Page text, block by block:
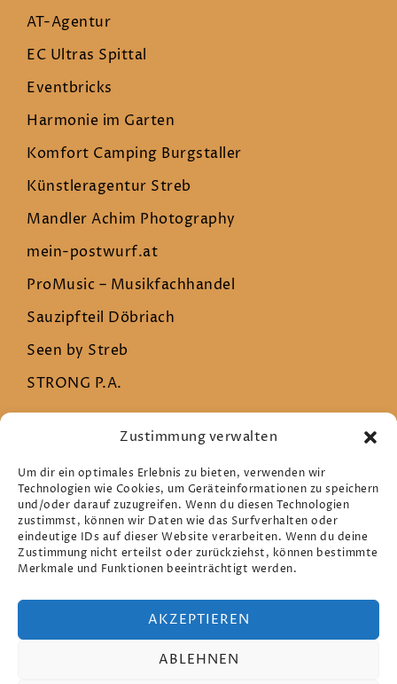
Zustimmung verwalten
Um dir ein optimales Erlebnis zu bieten, verwenden wir
Technologien wie Cookies, um Geräteinformationen zu speichern
und/oder darauf zuzugreifen. Wenn du diesen Technologien
zustimmst, können wir Daten wie das Surfverhalten oder
eindeutige IDs auf dieser Website verarbeiten. Wenn du deine
Zustimmung nicht erteilst oder zurückziehst, können bestimmte
Merkmale und Funktionen beeinträchtigt werden.
AKZEPTIEREN
ABLEHNEN
AT-Agentur
EC Ultras Spittal
Eventbricks
Harmonie im Garten
Komfort Camping Burgstaller
Künstleragentur Streb
Mandler Achim Photography
mein-postwurf.at
ProMusic – Musikfachhandel
Sauzipfteil Döbriach
Seen by Streb
STRONG P.A.
Datenschutz
Impressum